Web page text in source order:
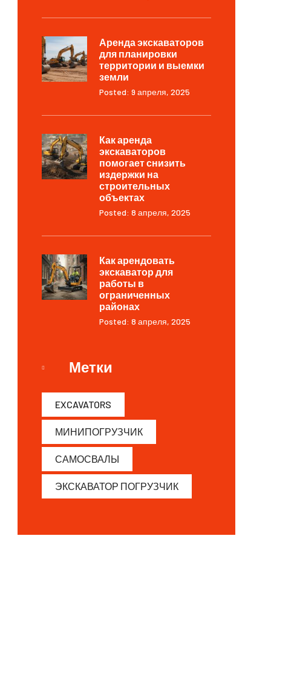
Аренда экскаваторов
для планировки
территории и выемки
земли
Posted: 9 апреля, 2025
Как аренда
экскаваторов
помогает снизить
издержки на
строительных
объектах
Posted: 8 апреля, 2025
Как арендовать
экскаватор для
работы в
ограниченных
районах
Posted: 8 апреля, 2025
Метки
EXCAVATORS
МИНИПОГРУЗЧИК
САМОСВАЛЫ
ЭКСКАВАТОР ПОГРУЗЧИК